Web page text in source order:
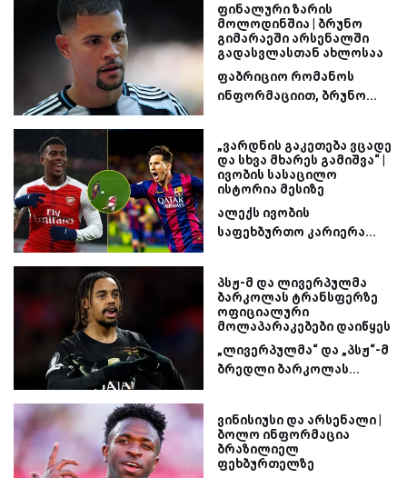
ფინალური ზარის
მოლოდინშია | ბრუნო
გიმარაეში არსენალში
გადასვლასთან ახლოსაა
ფაბრიციო რომანოს
ინფორმაციით, ბრუნო...
„ვარდნის გაკეთება ვცადე
და სხვა მხარეს გამიშვა“ |
ივობის სასაცილო
ისტორია მესიზე
ალექს ივობის
საფეხბურთო კარიერა...
პსჟ-მ და ლივერპულმა
ბარკოლას ტრანსფერზე
ოფიციალური
მოლაპარაკებები დაიწყეს
„ლივერპულმა“ და „პსჟ“-მ
ბრედლი ბარკოლას...
ვინისიუსი და არსენალი |
ბოლო ინფორმაცია
ბრაზილიელ
ფეხბურთელზე